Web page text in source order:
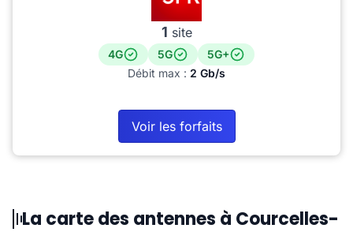
1 site
4G 5G
5G+
Débit max : 2 Gb/s
Voir les forfaits
La carte des antennes à Courcelles-